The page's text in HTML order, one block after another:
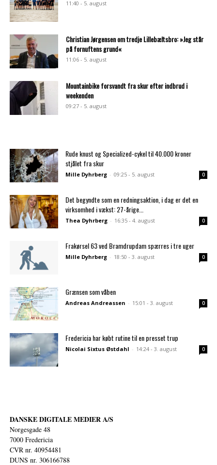
11:40 - 5. august
Christian Jørgensen om tredje Lillebæltsbro: »Jeg står
på fornuftens grund«
11:06 - 5. august
Mountainbike forsvandt fra skur efter indbrud i
weekenden
09:27 - 5. august
Rude knust og Specialized-cykel til 40.000 kroner
stjålet fra skur
Mille Dyhrberg - 09:25 - 5. august 0
Det begyndte som en redningsaktion, i dag er det en
virksomhed i vækst: 27-årige...
Thea Dyhrberg - 16:35 - 4. august 0
Frakørsel 63 ved Bramdrupdam spærres i tre uger
Mille Dyhrberg - 18:50 - 3. august 0
Grænsen som våben
Andreas Andreassen - 15:01 - 3. august 0
Fredericia har købt rutine til en presset trup
Nicolai Sixtus Østdahl - 14:24 - 3. august 0
DANSKE DIGITALE MEDIER A/S
Norgesgade 48
7000 Fredericia
CVR nr. 40954481
DUNS nr. 306166788